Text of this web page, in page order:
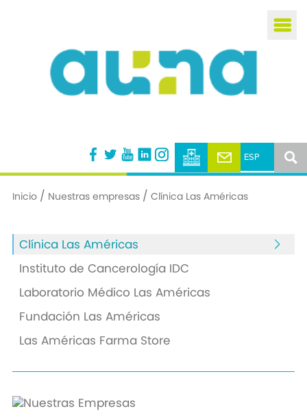
Inicio/ Nuestras empresas/ Clínica Las Américas
Clínica Las Américas
Instituto de Cancerología IDC
Laboratorio Médico Las Américas
Fundación Las Américas
Las Américas Farma Store